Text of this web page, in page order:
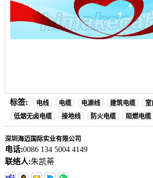
标签: 电线 电缆 电源线 建筑电缆
低烟无卤电缆
接地线 防火电缆 阻燃电缆
深圳海迈国际实业有限公司
电话:0086 134 5004 4149
联络人:朱凯蒂